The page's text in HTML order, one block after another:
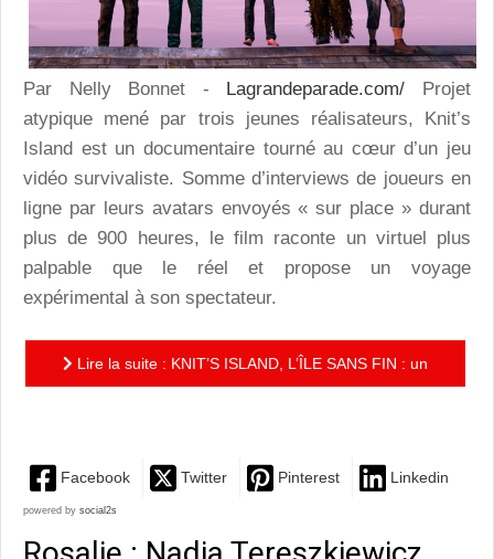
Par Nelly Bonnet - Lagrandeparade.com/ Projet
atypique mené par trois jeunes réalisateurs, Knit’s
Island est un documentaire tourné au cœur d’un jeu
vidéo survivaliste. Somme d’interviews de joueurs en
ligne par leurs avatars envoyés « sur place » durant
plus de 900 heures, le film raconte un virtuel plus
palpable que le réel et propose un voyage
expérimental à son spectateur.
Lire la suite : KNIT’S ISLAND, L’ÎLE SANS FIN : un
Facebook Twitter Pinterest Linkedin
powered by social2s